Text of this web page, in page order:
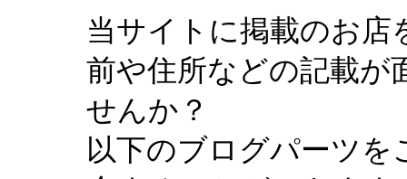
当サイトに掲載のお店
前や住所などの記載が
せんか？
以下のブログパーツ